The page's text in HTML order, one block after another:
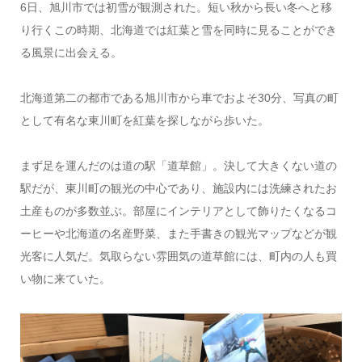
6日、旭川市では初雪が観測された。短い秋から長い冬へと移
り行くこの時期、北海道では紅葉と雪を同時に見ることができ
る風景に出会える。
北海道第二の都市である旭川市から車でおよそ30分、写真の町
として有名な東川町を紅葉を探しながら歩いた。
まず足を運んだのは道の駅「道草館」。決して大きくない道の
駅だが、東川町の観光の中心であり、施設内には洗練されたお
土産ものが多数並ぶ。部屋にインテリアとして飾りたくなるコ
ーヒーや北海道の名産野菜、また手書きの観光マップなどが観
光客に人気だ。気取らない雰囲気の道草館には、町内の人も買
い物に来ていた。